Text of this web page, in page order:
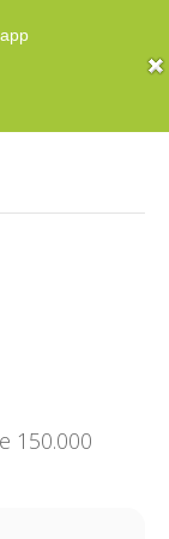
150.000